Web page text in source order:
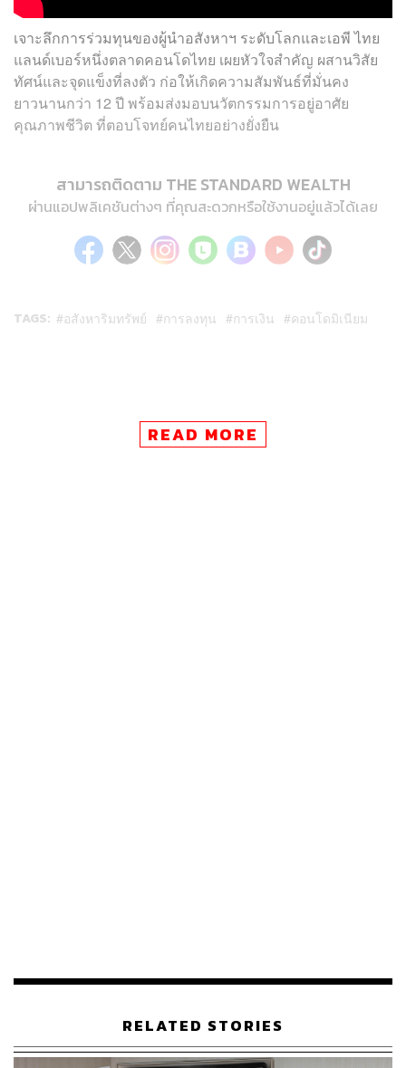
เจาะลึกการร่วมทุนของผู้นำอสังหาฯ ระดับโลกและเอพี ไทย
แลนด์เบอร์หนึ่งตลาดคอนโดไทย เผยหัวใจสำคัญ ผสานวิสัย
ทัศน์และจุดแข็งที่ลงตัว ก่อให้เกิดความสัมพันธ์ที่มั่นคง
ยาวนานกว่า 12 ปี พร้อมส่งมอบนวัตกรรมการอยู่อาศัย
คุณภาพชีวิต ที่ตอบโจทย์คนไทยอย่างยั่งยืน
สามารถติดตาม THE STANDARD WEALTH
ผ่านแอปพลิเคชันต่างๆ ที่คุณสะดวกหรือใช้งานอยู่แล้วได้เลย
TAGS: อสังหาริมทรัพย์ การลงทุน การเงิน คอนโดมิเนียม
READ MORE
RELATED STORIES